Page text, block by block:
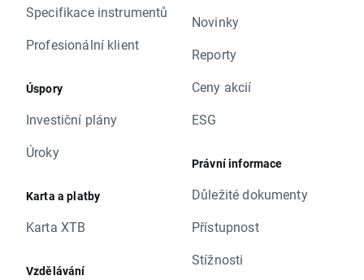
Specifikace instrumentů
Profesionální klient
Úspory
Investiční plány
Úroky
Karta a platby
Karta XTB
Vzdělávání
Novinky
Reporty
Ceny akcií
ESG
Právní informace
Důležité dokumenty
Přístupnost
Stížnosti